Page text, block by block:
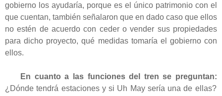
gobierno los ayudaría, porque es el único patrimonio con el
que cuentan, también señalaron que en dado caso que ellos
no estén de acuerdo con ceder o vender sus propiedades
para dicho proyecto, qué medidas tomaría el gobierno con
ellos.
En cuanto a las funciones del tren se preguntan:
¿Dónde tendrá estaciones y si Uh May sería una de ellas?